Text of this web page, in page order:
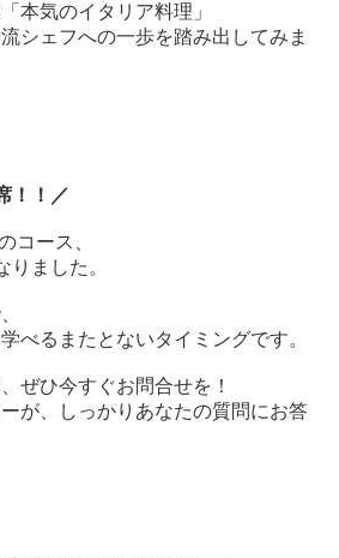
本気のイタリア料理」
シェフへの一歩を踏み出してみま
！！／
コース、
りました。
べるまたとないタイミングです。
ぜひ今すぐお問合せを！
が、しっかりあなたの質問にお答